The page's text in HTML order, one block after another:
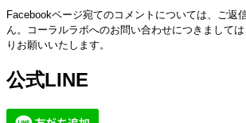
Facebookページ宛てのコメントについては、ご返
ん。コーラルラボへのお問い合わせにつきましては
りお願いいたします。
公式LINE